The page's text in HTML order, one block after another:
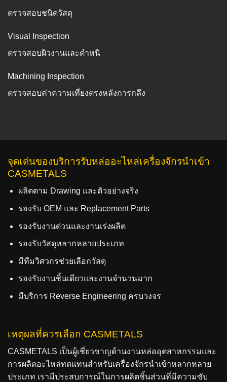
ตรวจสอบชนิดวัสดุ
Visual Inspection
ตรวจสอบผิวงานและตำหนิ
Machining Inspection
ตรวจสอบค่าความเที่ยงตรงหลังการกลึง
จุดเด่นของบริการรับหล่ออะไหล่เครื่องจักรนำเข้า
CASMETALS
ผลิตตาม Drawing และตัวอย่างจริง
รองรับ OEM และ Replacement Parts
รองรับงานด่วนและงานเร่งผลิต
รองรับวัสดุหลากหลายประเภท
มีทีมวิศวกรช่วยเลือกวัสดุ
รองรับงานชิ้นเดียวและงานจำนวนมาก
มีบริการ Reverse Engineering ครบวงจร
เหตุผลที่ควรเลือก CASMETALS
CASMETALS เป็นผู้เชี่ยวชาญด้านงานหล่ออุตสาหกรรมและ
การผลิตอะไหล่ทดแทนสำหรับเครื่องจักรนำเข้าหลากหลาย
ประเภท เรามีประสบการณ์ในการผลิตชิ้นส่วนที่มีความซับ